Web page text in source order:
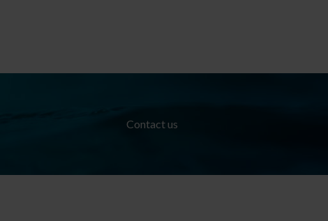
Contact us